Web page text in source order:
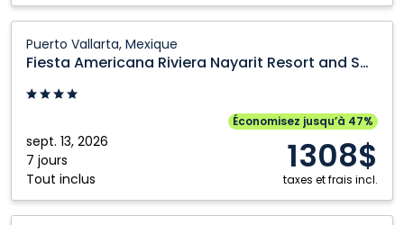
Puerto Vallarta, Mexique
Fiesta Americana Riviera Nayarit Resort and Spa
sept. 13, 2026
7 jours
Tout inclus
Économisez jusqu’à 47%
1308$
taxes et frais incl.
Americana
Riviera
Nayarit
and
Spa:
Puerto
Vallarta,